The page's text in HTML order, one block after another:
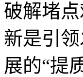
破解堵
新是引
展的“提